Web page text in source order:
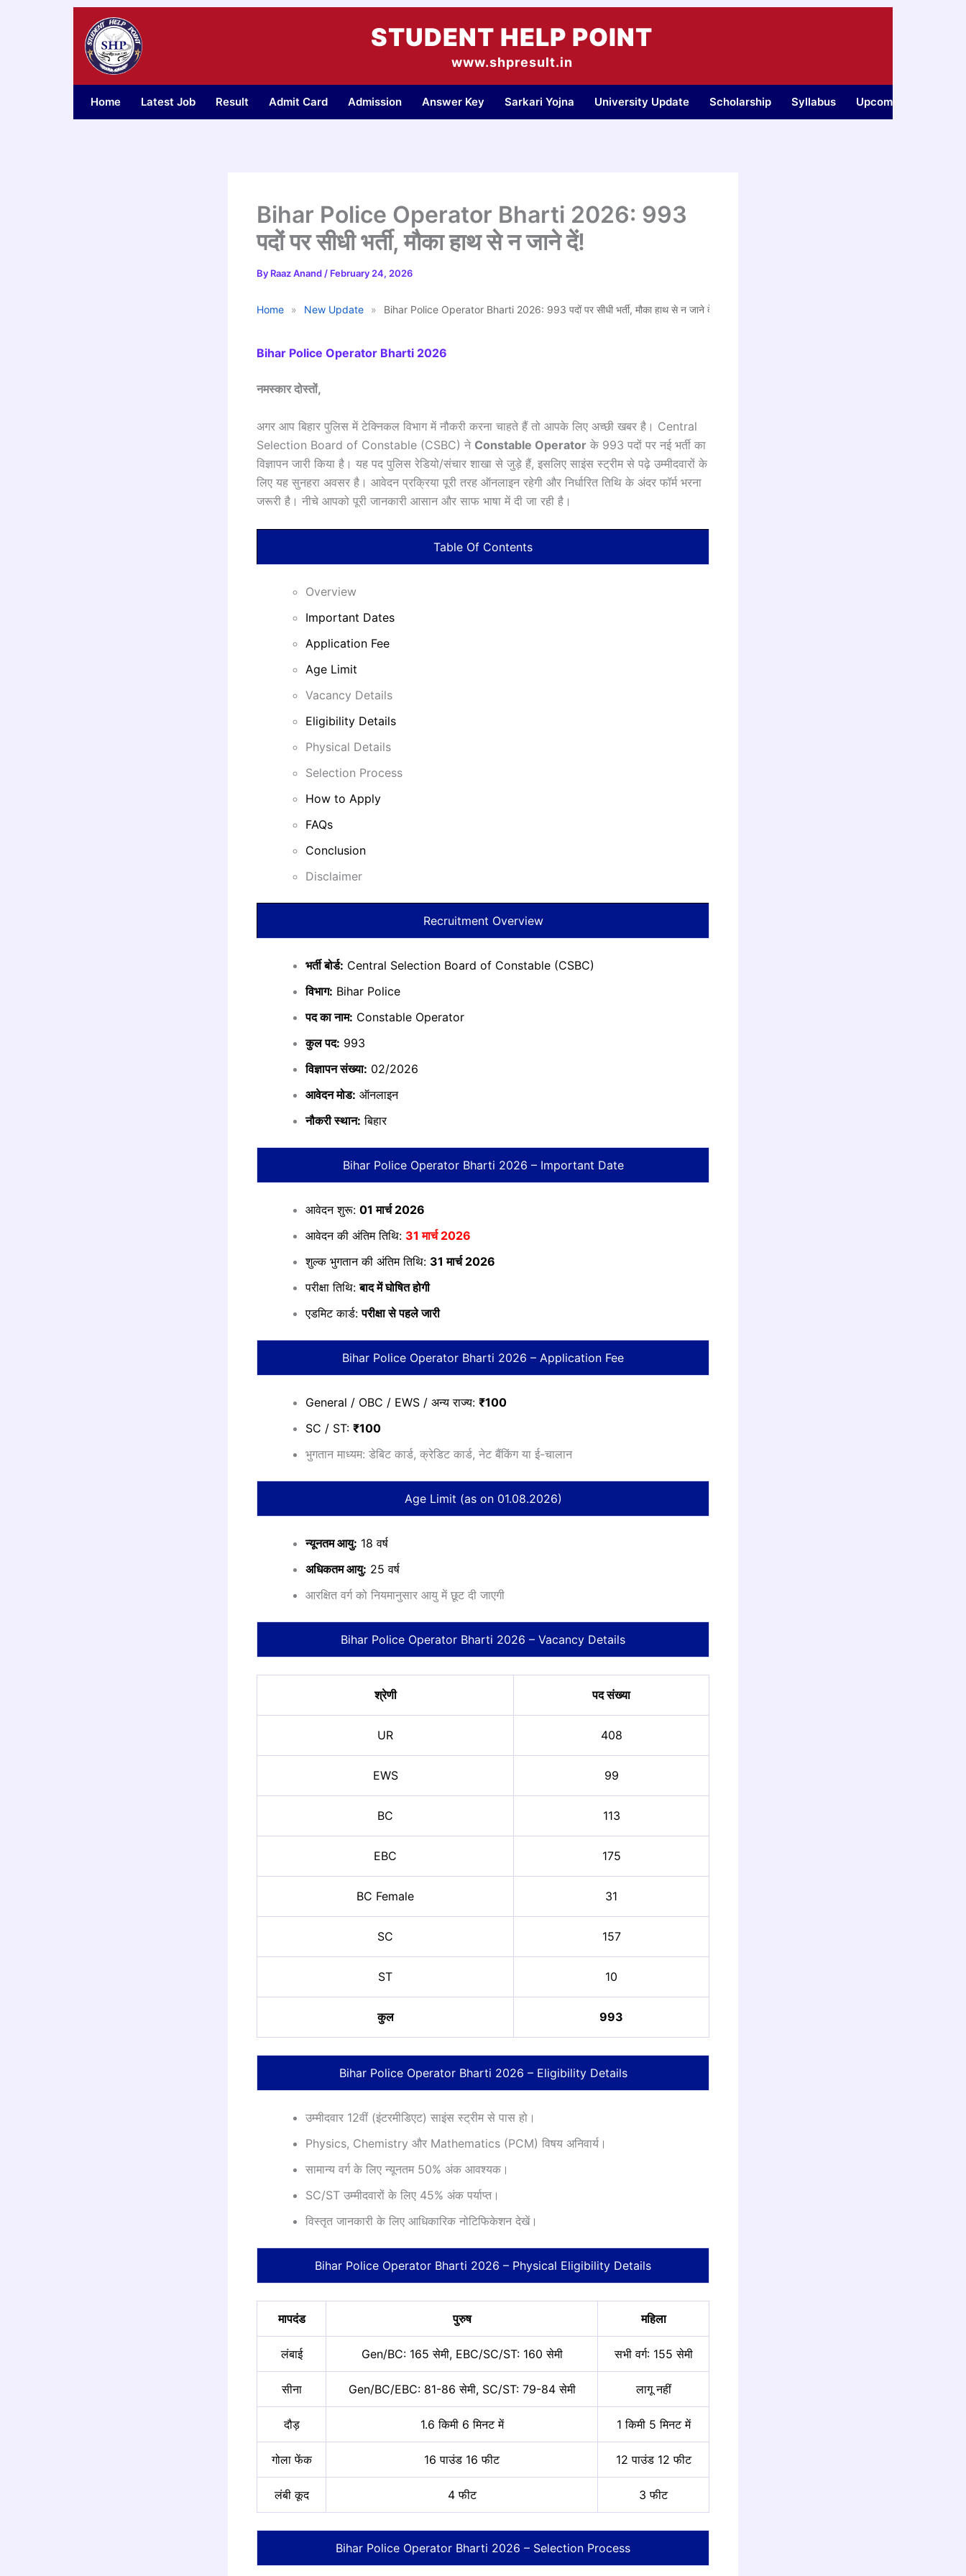
STUDENT HELP POINT
www.shpresult.in
Home Latest Job Result Admit Card Admission Answer Key Sarkari Yojna University Update Scholarship Syllabus Upcoming Jobs
Bihar Police Operator Bharti 2026: 993
पदों पर सीधी भर्ती, मौका हाथ से न जाने दें!
By Raaz Anand / February 24, 2026
Home » New Update » Bihar Police Operator Bharti 2026: 993 पदों पर सीधी भर्ती, मौका हाथ से न जाने दें!
Bihar Police Operator Bharti 2026
नमस्कार दोस्तों,
अगर आप बिहार पुलिस में टेक्निकल विभाग में नौकरी करना चाहते हैं तो आपके लिए अच्छी खबर है। Central
Selection Board of Constable (CSBC) ने Constable Operator के 993 पदों पर नई भर्ती का
विज्ञापन जारी किया है। यह पद पुलिस रेडियो/संचार शाखा से जुड़े हैं, इसलिए साइंस स्ट्रीम से पढ़े उम्मीदवारों के
लिए यह सुनहरा अवसर है। आवेदन प्रक्रिया पूरी तरह ऑनलाइन रहेगी और निर्धारित तिथि के अंदर फॉर्म भरना
जरूरी है। नीचे आपको पूरी जानकारी आसान और साफ भाषा में दी जा रही है।
Table Of Contents
Overview
Important Dates
Application Fee
Age Limit
Vacancy Details
Eligibility Details
Physical Details
Selection Process
How to Apply
FAQs
Conclusion
Disclaimer
Recruitment Overview
भर्ती बोर्ड: Central Selection Board of Constable (CSBC)
विभाग: Bihar Police
पद का नाम: Constable Operator
कुल पद: 993
विज्ञापन संख्या: 02/2026
आवेदन मोड: ऑनलाइन
नौकरी स्थान: बिहार
Bihar Police Operator Bharti 2026 – Important Date
आवेदन शुरू: 01 मार्च 2026
आवेदन की अंतिम तिथि: 31 मार्च 2026
शुल्क भुगतान की अंतिम तिथि: 31 मार्च 2026
परीक्षा तिथि:बाद में घोषित होगी
एडमिट कार्ड:परीक्षा से पहले जारी
Bihar Police Operator Bharti 2026 – Application Fee
General / OBC / EWS / अन्य राज्य: ₹100
SC / ST: ₹100
भुगतान माध्यम: डेबिट कार्ड, क्रेडिट कार्ड, नेट बैंकिंग या ई-चालान
Age Limit (as on 01.08.2026)
न्यूनतम आयु: 18 वर्ष
अधिकतम आयु: 25 वर्ष
आरक्षित वर्ग को नियमानुसार आयु में छूट दी जाएगी
Bihar Police Operator Bharti 2026 – Vacancy Details
श्रेणी पदसंख्या
UR 408
EWS 99
BC 113
EBC 175
BC Female 31
SC 157
ST 10
कुल 993
Bihar Police Operator Bharti 2026 – Eligibility Details
उम्मीदवार 12वीं (इंटरमीडिएट) साइंस स्ट्रीम से पास हो।
Physics, Chemistry और Mathematics (PCM) विषय अनिवार्य।
सामान्य वर्ग के लिए न्यूनतम 50% अंक आवश्यक।
SC/ST उम्मीदवारों के लिए 45% अंक पर्याप्त।
विस्तृत जानकारी के लिए आधिकारिक नोटिफिकेशन देखें।
Bihar Police Operator Bharti 2026 – Physical Eligibility Details
मापदंड पुरुष महिला
लंबाई Gen/BC: 165 सेमी, EBC/SC/ST: 160 सेमी सभी वर्ग: 155 सेमी
सीना Gen/BC/EBC: 81-86 सेमी, SC/ST: 79-84 सेमी लागू नहीं
दौड़ 1.6 किमी 6 मिनट में 1 किमी 5 मिनट में
गोला फेंक 16 पाउंड 16 फीट 12 पाउंड 12 फीट
लंबी कूद 4 फीट 3 फीट
Bihar Police Operator Bharti 2026 – Selection Process